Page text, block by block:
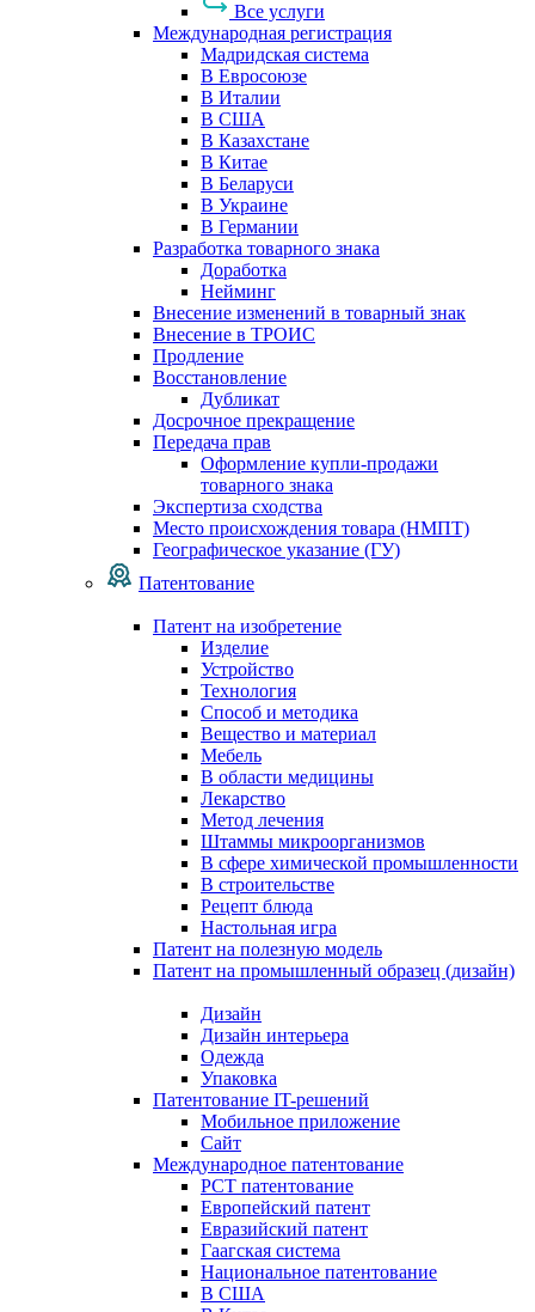
Все услуги
Международная регистрация
Мадридская система
В Евросоюзе
В Италии
В США
В Казахстане
В Китае
В Беларуси
В Украине
В Германии
Разработка товарного знака
Доработка
Нейминг
Внесение изменений в товарный знак
Внесение в ТРОИС
Продление
Восстановление
Дубликат
Досрочное прекращение
Передача прав
Оформление купли-продажи
товарного знака
Экспертиза сходства
Место происхождения товара (НМПТ)
Географическое указание (ГУ)
Патентование
Патент на изобретение
Изделие
Устройство
Технология
Способ и методика
Вещество и материал
Мебель
В области медицины
Лекарство
Метод лечения
Штаммы микроорганизмов
В сфере химической промышленности
В строительстве
Рецепт блюда
Настольная игра
Патент на полезную модель
Патент на промышленный образец (дизайн)
Дизайн
Дизайн интерьера
Одежда
Упаковка
Патентование IT-решений
Мобильное приложение
Сайт
Международное патентование
PCT патентование
Европейский патент
Евразийский патент
Гаагская система
Национальное патентование
В США